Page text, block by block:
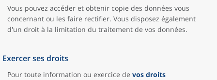
Vous pouvez accéder et obtenir copie des données vous
concernant ou les faire rectifier. Vous disposez également
d'un droit à la limitation du traitement de vos données.
Exercer ses droits
Pour toute information ou exercice de vos droits